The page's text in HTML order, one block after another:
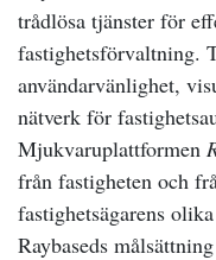
trådlösa tjänster för
fastighetsförvaltning.
användarvänlighet,
nätverk för
Mjukvaruplattformen
från fastigheten och
fastighetsägarens
Raybaseds